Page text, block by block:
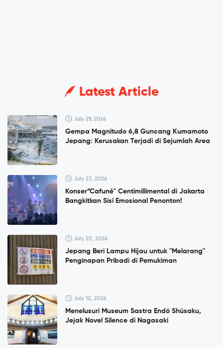
Latest Article
July 29, 2026
Gempa Magnitudo 6,8 Guncang Kumamoto
Jepang: Kerusakan Terjadi di Sejumlah Area
July 23, 2026
Konser”Cafuné" Centimillimental di Jakarta
Bangkitkan Sisi Emosional Penonton!
July 20, 2026
Jepang Beri Lampu Hijau untuk "Melarang"
Penginapan Pribadi di Pemukiman
July 10, 2026
Menelusuri Museum Sastra Endō Shūsaku,
Jejak Novel Silence di Nagasaki